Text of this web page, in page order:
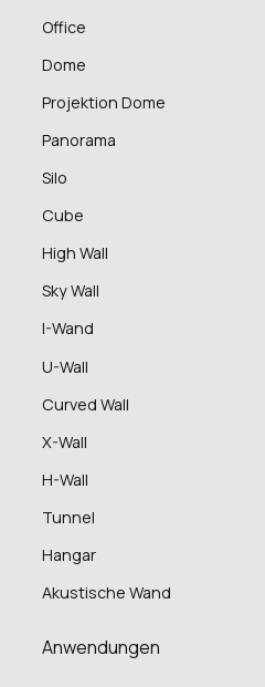
Office
Dome
Projektion Dome
Panorama
Silo
Cube
High Wall
Sky Wall
I-Wand
U-Wall
Curved Wall
X-Wall
H-Wall
Tunnel
Hangar
Akustische Wand
Anwendungen